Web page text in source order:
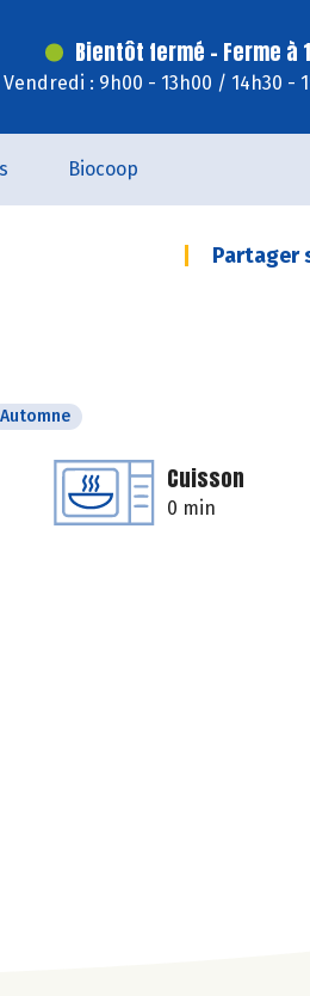
Bientôt fermé - Ferme à
Vendredi : 9h00 - 13h00 / 14h30 -
Biocoop
Partager
Automne
Cuisson
0 min